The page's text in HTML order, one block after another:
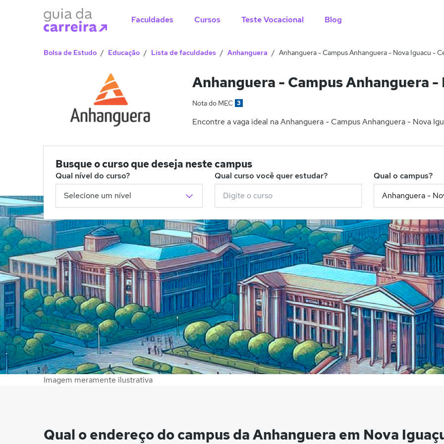
Faculdades Cursos Teste Vocacional Blog
Bolsa de Estudo Educação Lista de faculdades Anhanguera Anhanguera - Campus Anhanguera - Nova Iguacu -
Anhanguera - Campus Anhanguera
Nota do MEC 3
Encontre a vaga ideal na Anhanguera - Campus Anhanguera - Nova
Busque o curso que deseja neste campus
Qual nível do curso? Qual curso você quer estudar? Qual o campus?
Imagem meramente ilustrativa
Qual o endereço do campus da Anhanguera em Nova